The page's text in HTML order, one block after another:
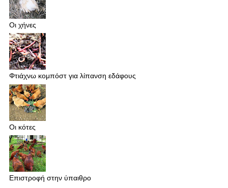
Οι χήνες
Φτιάχνω κομπόστ για λίπανση εδάφους
Οι κότες
Επιστροφή στην ύπαιθρο